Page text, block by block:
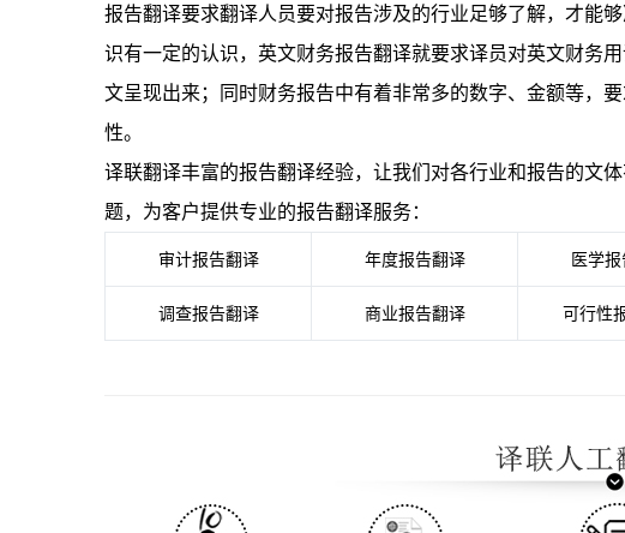
报告翻译要求翻译人员要对报告涉及的行业足够了解，才能
识有一定的认识，英文财务报告翻译就要求译员对英文财务
文呈现出来；同时财务报告中有着非常多的数字、金额等，
性。
译联翻译丰富的报告翻译经验，让我们对各行业和报告的文
题，为客户提供专业的报告翻译服务：
审计报告翻译 年度报告翻译 医学
调查报告翻译 商业报告翻译 可行性